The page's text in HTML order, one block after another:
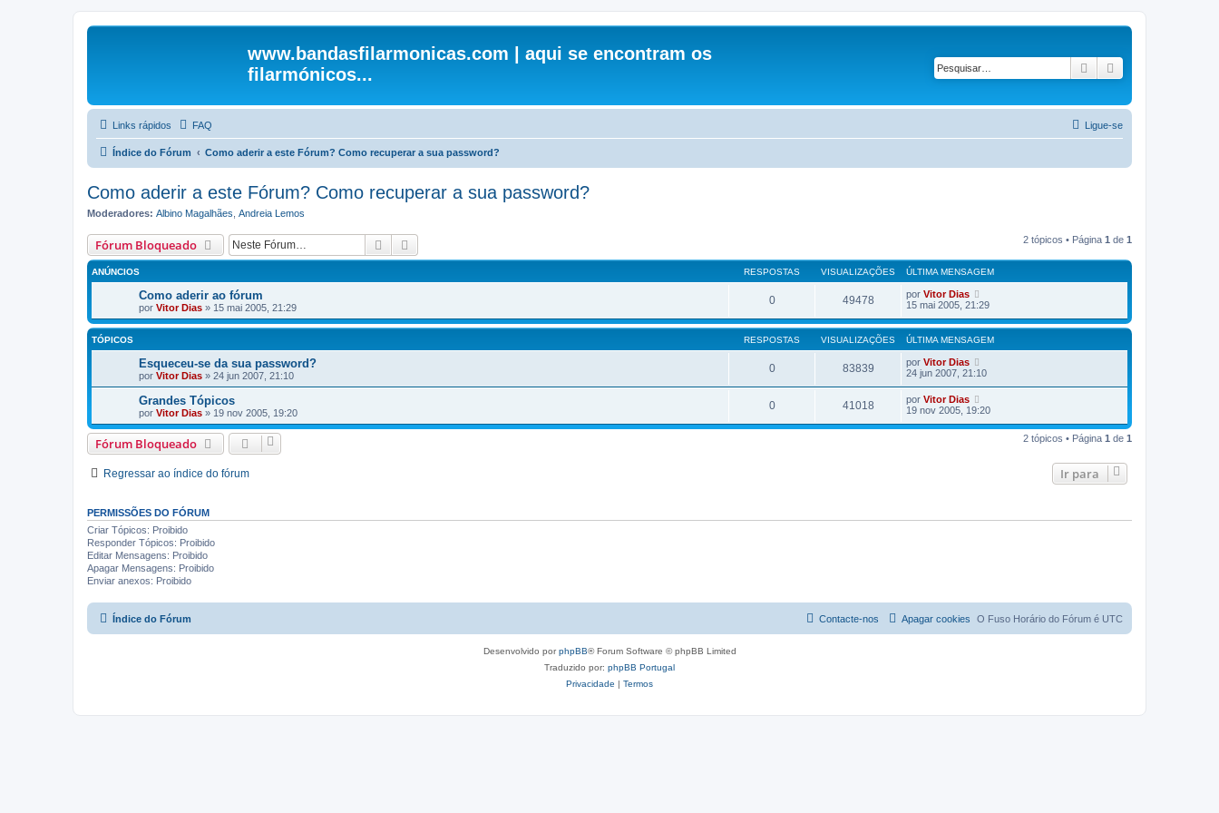
www.bandasfilarmonicas.com | aqui se encontram os
filarmónicos...
Pesquisar
Links rápidos FAQ Ligue-se
Índice do Fórum Como aderir a este Fórum? Como recuperar a sua password?
Como aderir a este Fórum? Como recuperar a sua password?
Moderadores: Albino Magalhães Andreia Lemos
Fórum Bloqueado Pesquisar 2 tópicos • Página 1 de 1
ANÚNCIOS RESPOSTAS VISUALIZAÇÕES ÚLTIMA MENSAGEM
Como aderir ao fórum
por Vitor Dias » 15 mai 2005, 21:29
0 49478 por Vitor Dias
15 mai 2005, 21:29
TÓPICOS RESPOSTAS VISUALIZAÇÕES ÚLTIMA MENSAGEM
Esqueceu-se da sua password?
por Vitor Dias » 24 jun 2007, 21:10
0 83839 por Vitor Dias
24 jun 2007, 21:10
Grandes Tópicos
por Vitor Dias » 19 nov 2005, 19:20
0 41018 por Vitor Dias
19 nov 2005, 19:20
Fórum Bloqueado 2 tópicos • Página 1 de 1
Regressar ao índice do fórum Ir para
PERMISSÕES DO FÓRUM
Criar Tópicos: Proibido
Responder Tópicos: Proibido
Editar Mensagens: Proibido
Apagar Mensagens: Proibido
Enviar anexos: Proibido
Índice do Fórum O Fuso Horário do Fórum é UTC
Apagar cookies
Contacte-nos
Desenvolvido porphpBB® Forum Software © phpBB Limited
Traduzido por: phpBB Portugal
Privacidade | Termos